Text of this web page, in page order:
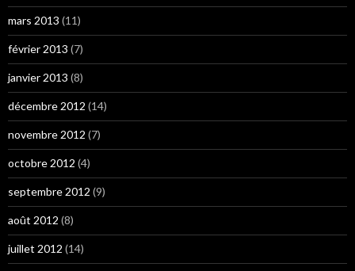
mars 2013 (11)
février 2013 (7)
janvier 2013 (8)
décembre 2012 (14)
novembre 2012 (7)
octobre 2012 (4)
septembre 2012 (9)
août 2012 (8)
juillet 2012 (14)